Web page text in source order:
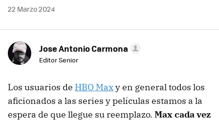
22 Marzo 2024
Jose Antonio Carmona
Editor Senior
Los usuarios de HBO Maxy en general todos los
aficionados a las series y películas estamos a la
espera de que llegue su reemplazo. Max cada vez